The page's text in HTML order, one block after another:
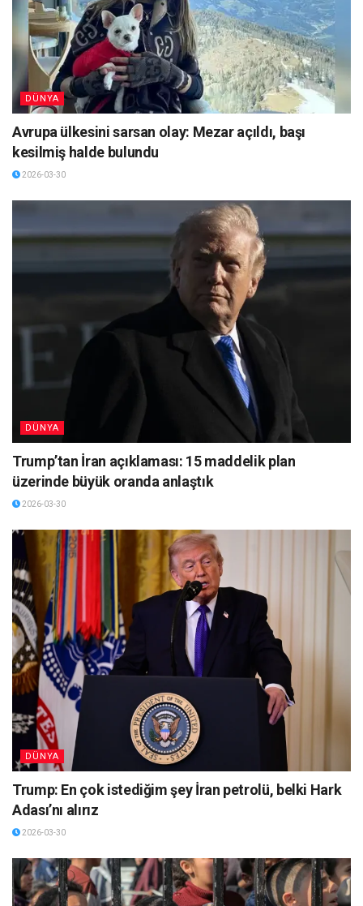
DÜNYA
Avrupa ülkesini sarsan olay: Mezar açıldı, başı
kesilmiş halde bulundu
2026-03-30
DÜNYA
Trump’tan İran açıklaması: 15 maddelik plan
üzerinde büyük oranda anlaştık
2026-03-30
DÜNYA
Trump: En çok istediğim şey İran petrolü, belki Hark
Adası’nı alırız
2026-03-30